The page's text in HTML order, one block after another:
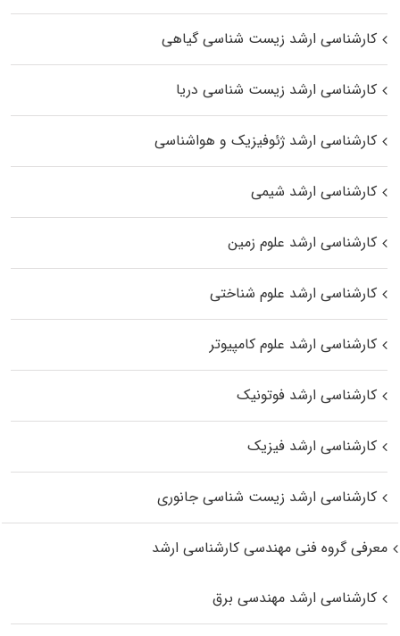
کارشناسی ارشد زیست‌ شناسی گیاهی
کارشناسی ارشد زیست‌ شناسی دریا
کارشناسی ارشد ژئوفیزیک و هواشناسی
کارشناسی ارشد شیمی
کارشناسی ارشد علوم زمین
کارشناسی ارشد علوم شناختی
کارشناسی ارشد علوم کامپیوتر
کارشناسی ارشد فوتونیک
کارشناسی ارشد فیزیک
کارشناسی ارشد زیست‌ شناسی جانوری
معرفی گروه فنی مهندسی کارشناسی ارشد
کارشناسی ارشد مهندسی برق